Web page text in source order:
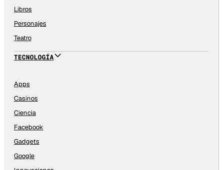
Libros
Personajes
Teatro
TECNOLOGÍA
Apps
Casinos
Ciencia
Facebook
Gadgets
Google